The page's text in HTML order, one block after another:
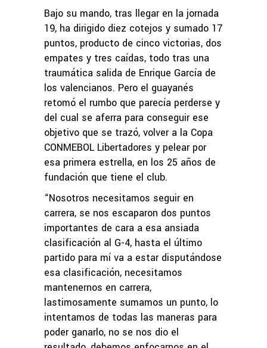
Bajo su mando, tras llegar en la jornada
19, ha dirigido diez cotejos y sumado 17
puntos, producto de cinco victorias, dos
empates y tres caídas, todo tras una
traumática salida de Enrique García de
los valencianos. Pero el guayanés
retomó el rumbo que parecía perderse y
del cual se aferra para conseguir ese
objetivo que se trazó, volver a la Copa
CONMEBOL Libertadores y pelear por
esa primera estrella, en los 25 años de
fundación que tiene el club.
“Nosotros necesitamos seguir en
carrera, se nos escaparon dos puntos
importantes de cara a esa ansiada
clasificación al G-4, hasta el último
partido para mí va a estar disputándose
esa clasificación, necesitamos
mantenernos en carrera,
lastimosamente sumamos un punto, lo
intentamos de todas las maneras para
poder ganarlo, no se nos dio el